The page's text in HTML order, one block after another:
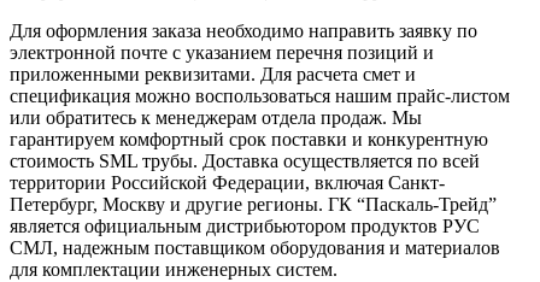
Для оформления заказа необходимо направить заявку по
электронной почте с указанием перечня позиций и
приложенными реквизитами. Для расчета смет и
спецификация можно воспользоваться нашим прайс-листом
или обратитесь к менеджерам отдела продаж. Мы
гарантируем комфортный срок поставки и конкурентную
стоимость SML трубы. Доставка осуществляется по всей
территории Российской Федерации, включая Санкт-
Петербург, Москву и другие регионы. ГК “Паскаль-Трейд”
является официальным дистрибьютором продуктов РУС
СМЛ, надежным поставщиком оборудования и материалов
для комплектации инженерных систем.